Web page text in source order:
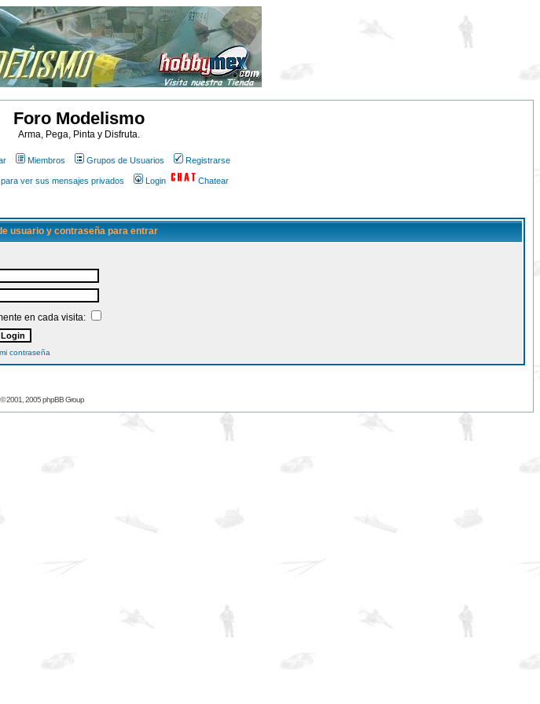
Foro Modelismo
Arma, Pega, Pinta y Disfruta.
Miembros Grupos de Usuarios Registrarse
ver sus mensajes privados Login Chatear
usuario y contraseña para entrar
en cada visita:
contraseña
2001, 2005 phpBB Group